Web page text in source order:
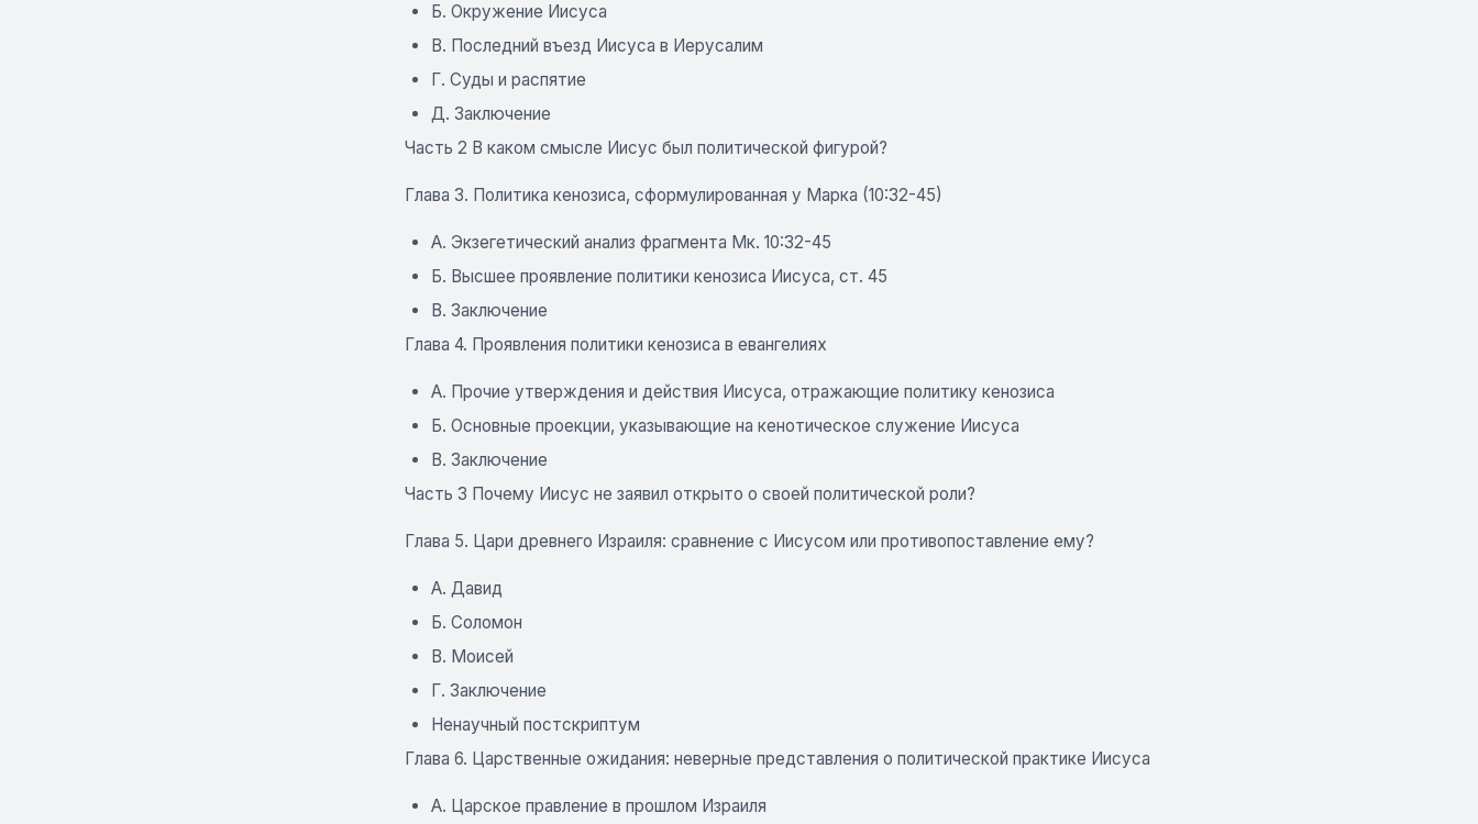
Б. Окружение Иисуса
B. Последний въезд Иисуса в Иерусалим
Г. Суды и распятие
Д. Заключение
Часть 2 В каком смысле Иисус был политической фигурой?
Глава 3. Политика кенозиса, сформулированная у Марка (10:32-45)
A. Экзегетический анализ фрагмента Мк. 10:32-45
Б. Высшее проявление политики кенозиса Иисуса, ст. 45
B. Заключение
Глава 4. Проявления политики кенозиса в евангелиях
A. Прочие утверждения и действия Иисуса, отражающие политику кенозиса
Б. Основные проекции, указывающие на кенотическое служение Иисуса
B. Заключение
Часть 3 Почему Иисус не заявил открыто о своей политической роли?
Глава 5. Цари древнего Израиля: сравнение с Иисусом или противопоставление ему?
A. Давид
Б. Соломон
B. Моисей
Г. Заключение
Ненаучный постскриптум
Глава 6. Царственные ожидания: неверные представления о политической практике Иисуса
A. Царское правление в прошлом Израиля